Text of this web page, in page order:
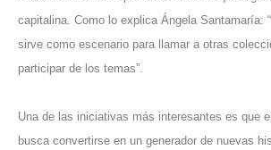
capitalina. Como lo explica Ángela Santamaría:
sirve como escenario para llamar a otras
participar de los temas”.
Una de las iniciativas más interesantes es que
busca convertirse en un generador de nuevas